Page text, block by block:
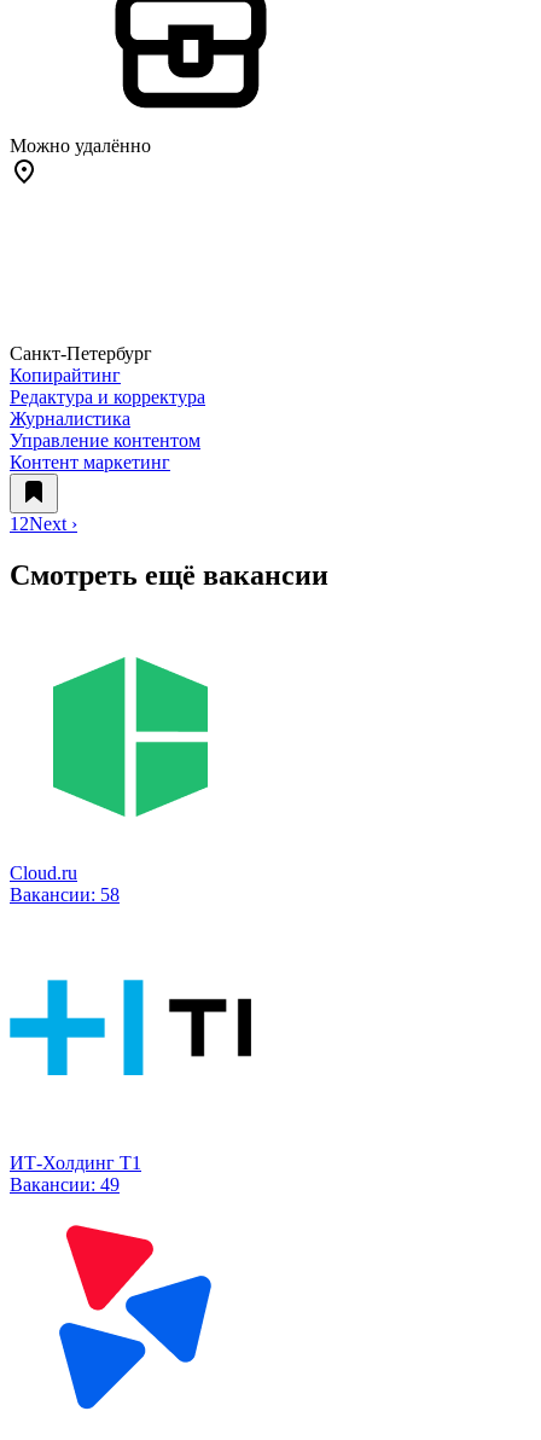
Можно удалённо
Санкт-Петербург
Копирайтинг
Редактура и корректура
Журналистика
Управление контентом
Контент маркетинг
1 2Next ›
Смотреть ещё вакансии
Cloud.ru
Вакансии: 58
ИТ-Холдинг Т1
Вакансии: 49